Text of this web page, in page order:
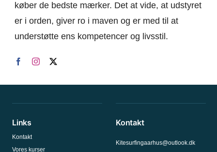
køber de bedste mærker. Det at vide, at udstyret
er i orden, giver ro i maven og er med til at
understøtte ens kompetencer og livsstil.
Links
Kontakt
Vores kurser
Kontakt
Kitesurfingaarhus@outlook.dk